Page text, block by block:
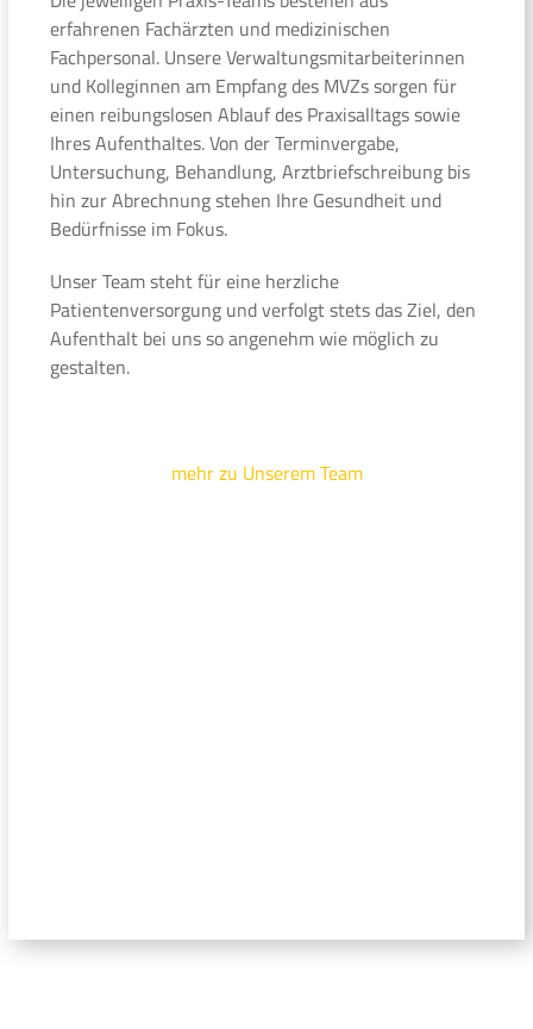
erfahrenen Fachärzten und medizinischen
Fachpersonal. Unsere Verwaltungsmitarbeiterinnen
und Kolleginnen am Empfang des MVZs sorgen für
einen reibungslosen Ablauf des Praxisalltags sowie
Ihres Aufenthaltes. Von der Terminvergabe,
Untersuchung, Behandlung, Arztbriefschreibung bis
hin zur Abrechnung stehen Ihre Gesundheit und
Bedürfnisse im Fokus.
Unser Team steht für eine herzliche
Patientenversorgung und verfolgt stets das Ziel, den
Aufenthalt bei uns so angenehm wie möglich zu
gestalten.
mehr zu Unserem Team